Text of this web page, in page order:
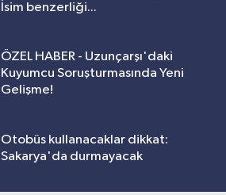
İsim benzerliği...
ÖZEL HABER - Uzunçarşı'daki
Kuyumcu Soruşturmasında Yeni
Gelişme!
Otobüs kullanacaklar dikkat:
Sakarya'da durmayacak